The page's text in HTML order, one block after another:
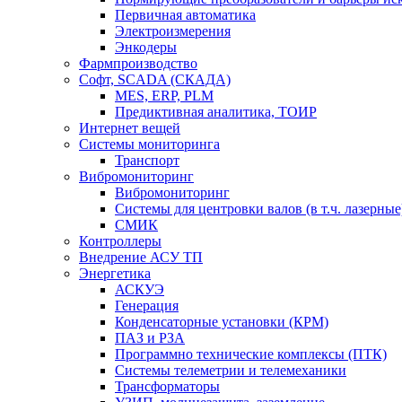
Первичная автоматика
Электроизмерения
Энкодеры
Фармпроизводство
Софт, SCADA (СКАДА)
MES, ERP, PLM
Предиктивная аналитика, ТОИР
Интернет вещей
Системы мониторинга
Транспорт
Вибромониторинг
Вибромониторинг
Системы для центровки валов (в т.ч.
СМИК
Контроллеры
Внедрение АСУ ТП
Энергетика
АСКУЭ
Генерация
Конденсаторные установки (КРМ)
ПАЗ и РЗА
Программно технические комплексы (ПТК)
Системы телеметрии и телемеханики
Трансформаторы